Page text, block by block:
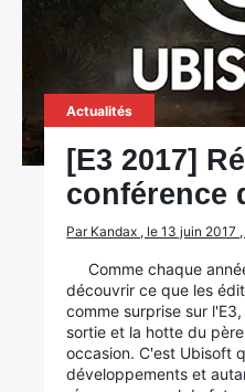
Actualités
[E3 2017]
conférence
Par Kandax , le 13 juin 2017
Comme chaque
découvrir ce que les
comme surprise sur
sortie et la hotte du
occasion. C'est Ubisoft
développements et
Rechercher